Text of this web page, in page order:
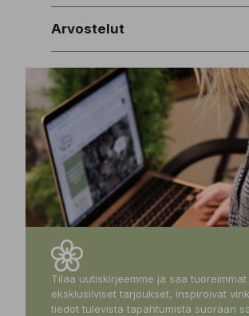
Arvostelut
Tilaa uutiskirjeemme ja saa
eksklusiiviset tarjoukset, inspiroivat
tiedot tulevista tapahtumista suoraan